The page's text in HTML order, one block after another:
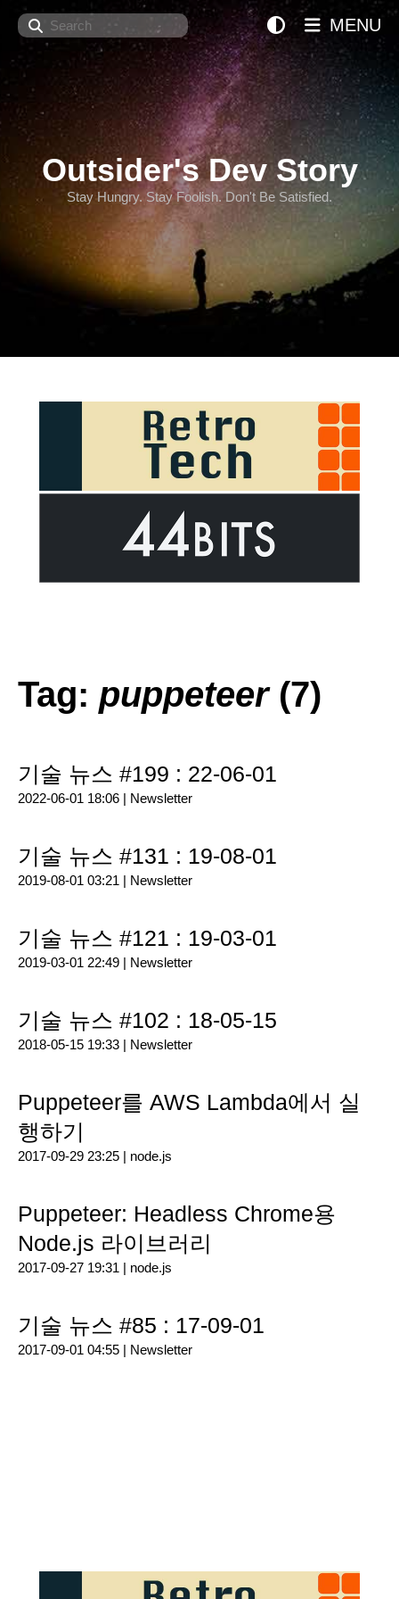
Search
Outsider's Dev Story
Stay Hungry. Stay Foolish. Don't Be Satisfied.
MENU
Tag: puppeteer(7)
기술 뉴스 #199 : 22-06-01
2022-06-01 18:06 | Newsletter
기술 뉴스 #131 : 19-08-01
2019-08-01 03:21 | Newsletter
기술 뉴스 #121 : 19-03-01
2019-03-01 22:49 | Newsletter
기술 뉴스 #102 : 18-05-15
2018-05-15 19:33 | Newsletter
Puppeteer를 AWS Lambda에서 실
행하기
2017-09-29 23:25 | node.js
Puppeteer: Headless Chrome용
Node.js 라이브러리
2017-09-27 19:31 | node.js
기술 뉴스 #85 : 17-09-01
2017-09-01 04:55 | Newsletter